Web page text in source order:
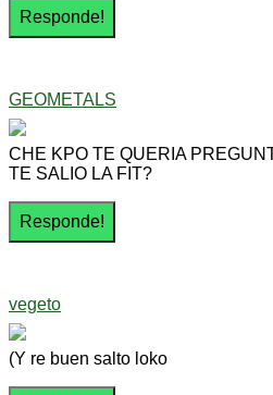
GEOMETALS
CHE KPO TE QUERIA
TE SALIO LA FIT?
vegeto
(Y re buen salto loko